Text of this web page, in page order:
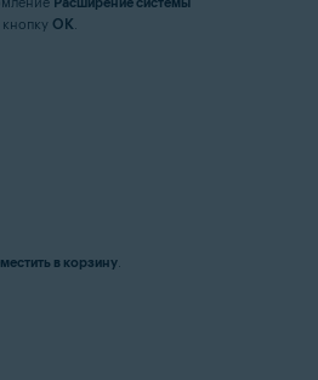
OK.
в корзину